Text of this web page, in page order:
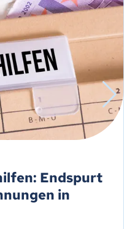
Endspurt
in